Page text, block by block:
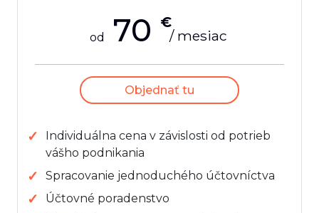
od 70 €
/ mesiac
Objednať tu
Individuálna cena v závislosti od potrieb
vášho podnikania
Spracovanie jednoduchého účtovníctva
Účtovné poradenstvo